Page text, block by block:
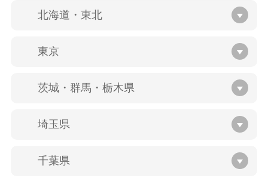
北海道・東北
東京
茨城・群馬・栃木県
埼玉県
千葉県